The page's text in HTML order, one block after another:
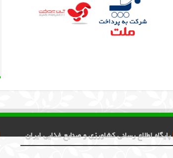
پایگاه اطلاع رسانی کشاورزی و صنایع غذایی ایران